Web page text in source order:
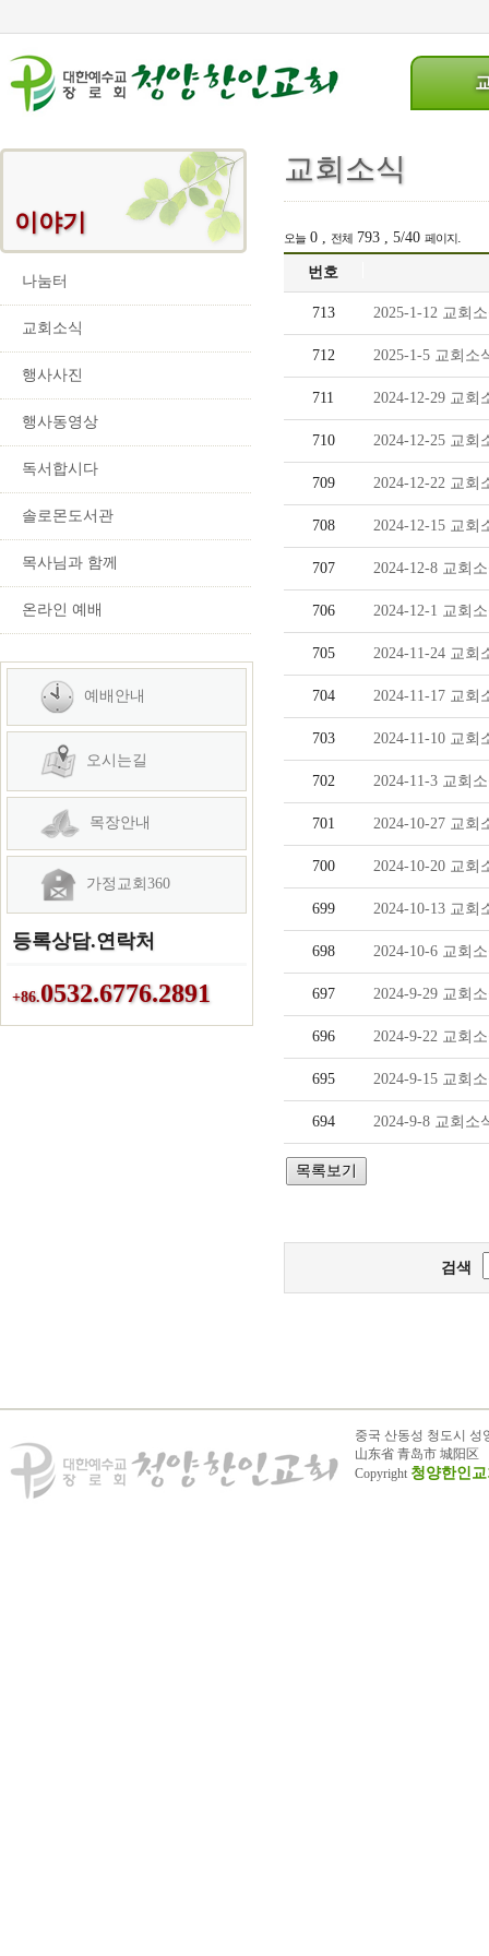
이야기
나눔터
교회소식
행사사진
행사동영상
독서합시다
솔로몬도서관
목사님과 함께
온라인 예배
예배안내
오시는길
목장안내
가정교회360
등록상담.연락처
+86.0532.6776.2891
교회소식
오늘0 , 전체 793 , 5/40 페이지 .
번호
713 2025-1-12 교회
712 2025-1-5 교회소
711 2024-12-29 교회
710 2024-12-25 교회
709 2024-12-22 교회
708 2024-12-15 교회
707 2024-12-8 교회
706 2024-12-1 교회
705 2024-11-24 교회
704 2024-11-17 교회
703 2024-11-10 교회
702 2024-11-3 교회
701 2024-10-27 교회
700 2024-10-20 교회
699 2024-10-13 교회
698 2024-10-6 교회
697 2024-9-29 교회
696 2024-9-22 교회
695 2024-9-15 교회
694 2024-9-8 교회소
검색
중국 산동성 청도시 성
山东省 青岛市 城阳区
Copyright 청양한인